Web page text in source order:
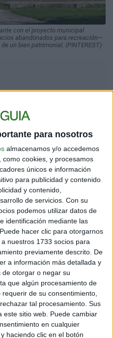
para nosotros
almacenamos y/o accedemos
cookies, y procesamos
únicos e información
para publicidad y contenido
y contenido,
de servicios. Con su
podemos utilizar datos de
identificación mediante las
hacer clic para otorgarnos
nuestros 1733 socios para
previamente descrito. De
a información más detallada y
otorgar o negar su
que algún procesamiento de
de su consentimiento,
tal procesamiento. Sus
este sitio web. Puede cambiar
en cualquier
haciendo clic en el botón
con el proyecto municipal
abandonados para recreación—
un bien patrimonial. (PINTEREST)
con licencia para su
desarrollar proyectos
alcanzar hasta 20 pisos,
vigentes.
el urbanista Fernando
de estos proyectos
y la demanda
han desplazado hacia el
la demolición de la Plaza de
significativo en el paisaje
el fin de una era